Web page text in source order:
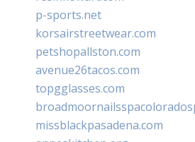
p-sports.net
korsairstreetwear.com
petshopallston.com
avenue26tacos.com
topgglasses.com
missblackpasadena.com